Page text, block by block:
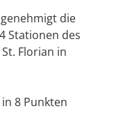
die
Stationen des
Florian in
8 Punkten